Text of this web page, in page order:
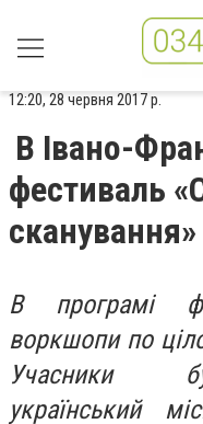
12:20, 28 червня 2017 р.
В Івано-
фестиваль
сканування»
В програмі
воркшопи по
Учасники
український